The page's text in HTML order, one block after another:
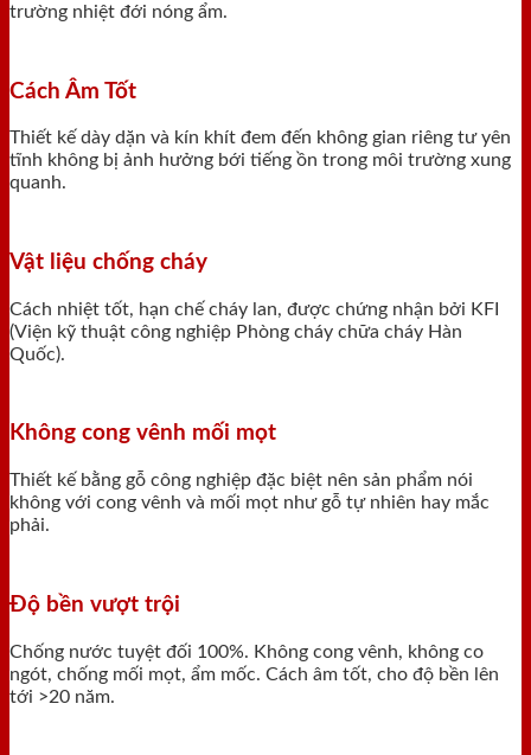
trường nhiệt đới nóng ẩm.
Cách Âm Tốt
Thiết kế dày dặn và kín khít đem đến không gian riêng tư yên
tĩnh không bị ảnh hưởng bới tiếng ồn trong môi trường xung
quanh.
Vật liệu chống cháy
Cách nhiệt tốt, hạn chế cháy lan, được chứng nhận bởi KFI
(Viện kỹ thuật công nghiệp Phòng cháy chữa cháy Hàn
Quốc).
Không cong vênh mối mọt
Thiết kế bằng gỗ công nghiệp đặc biệt nên sản phẩm nói
không với cong vênh và mối mọt như gỗ tự nhiên hay mắc
phải.
Độ bền vượt trội
Chống nước tuyệt đối 100%. Không cong vênh, không co
ngót, chống mối mọt, ẩm mốc. Cách âm tốt, cho độ bền lên
tới >20 năm.